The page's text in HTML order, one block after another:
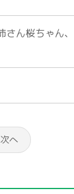
ん桜ちゃん
次へ